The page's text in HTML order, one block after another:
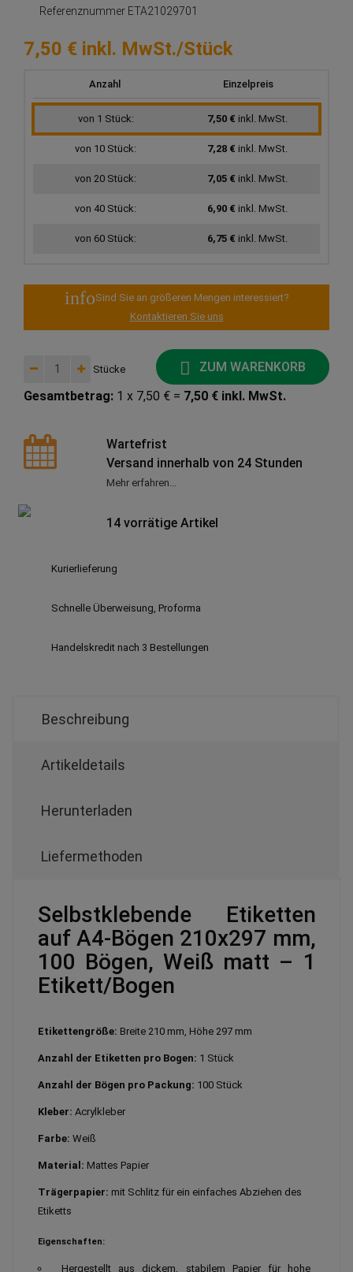
Referenznummer ETA21029701
7,50 € inkl. MwSt./Stück
Anzahl Einzelpreis
von 1 Stück: 7,50 € inkl. MwSt.
von 10 Stück: 7,28 € inkl. MwSt.
von 20 Stück: 7,05 € inkl. MwSt.
von 40 Stück: 6,90 € inkl. MwSt.
von 60 Stück: 6,75 € inkl. MwSt.
infoSind Sie an größeren Mengen interessiert?
Kontaktieren Sie uns
Stücke
ZUM WARENKORB
Gesamtbetrag: 1 x 7,50 € = 7,50 € inkl. MwSt.
Wartefrist
Versand innerhalb von 24 Stunden
Mehr erfahren...
14 vorrätige Artikel
Kurierlieferung
Schnelle Überweisung, Proforma
Handelskredit nach 3 Bestellungen
Beschreibung
Artikeldetails
Herunterladen
Liefermethoden
Selbstklebende Etiketten
auf A4-Bögen 210x297 mm,
100 Bögen, Weiß matt – 1
Etikett/Bogen
Etikettengröße: Breite 210 mm, Höhe 297 mm
Anzahl der Etiketten pro Bogen: 1 Stück
Anzahl der Bögen pro Packung: 100 Stück
Kleber: Acrylkleber
Farbe: Weiß
Material: Mattes Papier
Trägerpapier: mit Schlitz für ein einfaches Abziehen des
Etiketts
Eigenschaften:
Hergestellt aus dickem, stabilem Papier für hohe